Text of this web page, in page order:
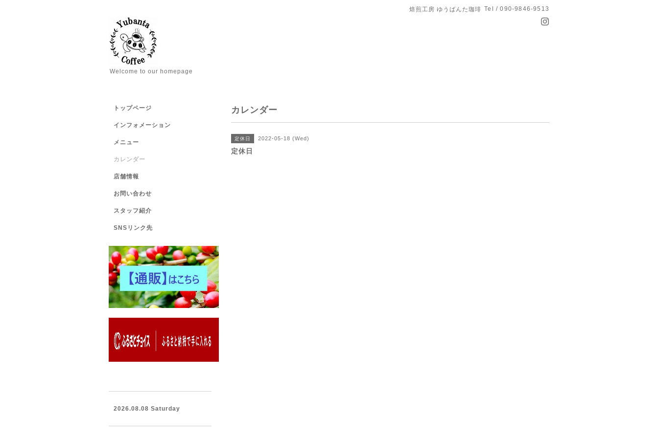
焙煎工房 ゆうばんた珈琲 Tel / 090-9846-9513
Welcome to our homepage
カレンダー
定休日 2022-05-18 (Wed)
定休日
トップページ
インフォメーション
メニュー
カレンダー
店舗情報
お問い合わせ
スタッフ紹介
SNSリンク先
2026.08.08 Saturday